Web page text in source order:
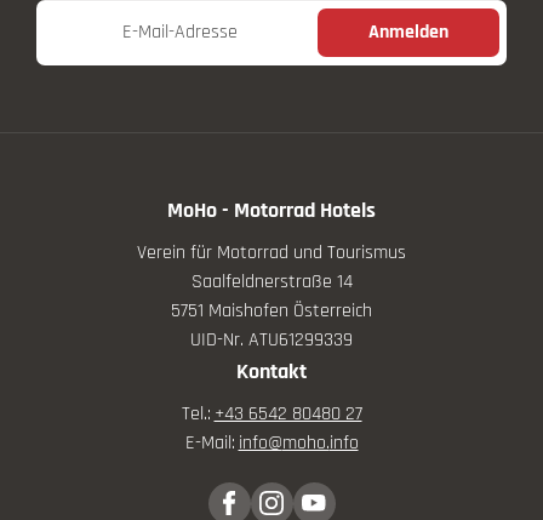
E-Mail-Adresse
Anmelden
MoHo - Motorrad Hotels
Verein für Motorrad und Tourismus
Saalfeldnerstraße 14
5751 Maishofen Österreich
UID-Nr. ATU61299339
Kontakt
Tel.: +43 6542 80480 27
E-Mail: info@moho.info